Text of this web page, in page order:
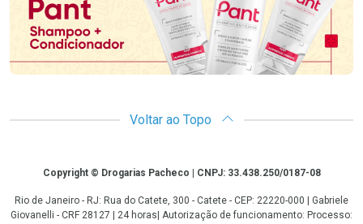
Voltar ao Topo
CopyrightCopyright © Drogarias Pacheco | CNPJ: 33.438.250/0187-08
Rio de Janeiro - RJ: Rua do Catete, 300 - Catete - CEP: 22220-000 | Gabriele
Giovanelli - CRF 28127 | 24 horas| Autorização de funcionamento: Processo: